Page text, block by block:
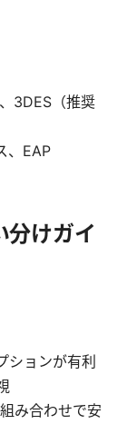
3DES（推奨
、EAP
けガイ
ションが有利
み合わせで安